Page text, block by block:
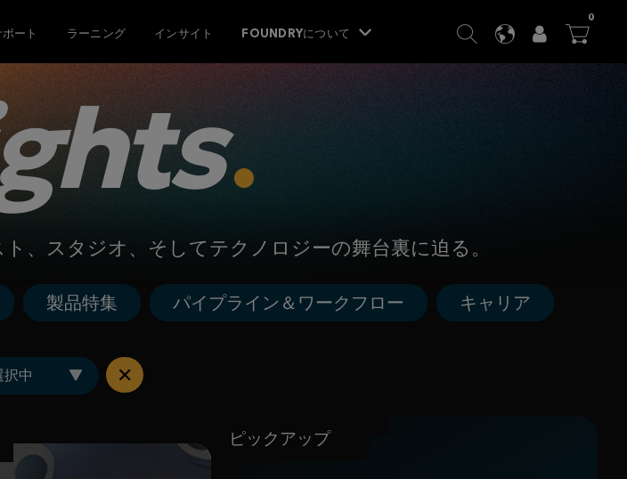
ート ラーニング インサイト FOUNDRYについて  SEARCH
LANGUAGE
USER

0ITEMS
、スタジオ、そしてテクノロジーの舞台裏に迫る。
製品特集 パイプライン＆ワークフロー キャリア
択中
ピックアップ